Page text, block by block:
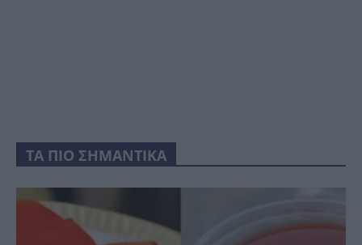
ΤΑ ΠΙΟ ΣΗΜΑΝΤΙΚΑ